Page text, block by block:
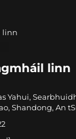
linn
linn
Yahui,
Shandong, An